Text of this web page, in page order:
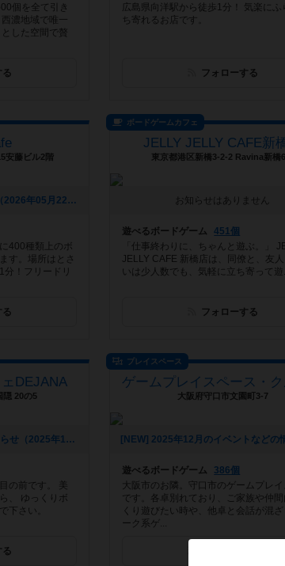
個を全て引き
西濃地域で唯一
した空間で贅
る
広島県向洋駅から徒歩1分！ 気楽にふ
ち寄れるお店です。
フォローする
安藤ビル2階
[NEW] 6/7 カタンオープン（2026年05月22日 08時24分）
400種類上のボ
す。場所はとさ
分！フリードリ
る
ボードゲームカフェ
JELLY JELLY CAFE新
東京都港区新橋3-2-2 Ravina新橋
お知らせはありません
遊べるボードゲーム
451個
「仕事終わりに、ちゃんと遊ぶ。」
JELLY CAFE 新橋店は、同僚と、友
いは少人数でも、気軽に立ち寄って遊
フォローする
DEJANA
隠 20の5
[NEW] 年末年始の営業のお知らせ（2025年12月06日 14時31分）
の前です。 美
、 ゆっくりボ
下さい。
る
プレイスペース
大阪府守口市文園町3-7
遊べるボードゲーム
386個
大阪市のお隣。守口市のゲームプレイ
です。各卓別れており、ご家族や仲間
くり遊びたい時や、他卓と会話が混ざ
ーク系ゲ...